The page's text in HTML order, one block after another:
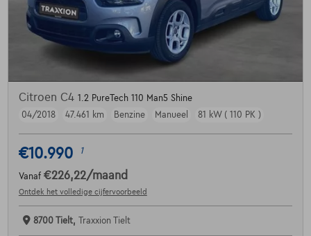
Citroen C4 1.2 PureTech 110 Man5 Shine
04/2018
47.461 km Benzine Manueel 81 kW ( 110 PK )
€10.990 1
Vanaf €226,22/maand
Ontdek het volledige cijfervoorbeeld
8700 Tielt, Traxxion Tielt